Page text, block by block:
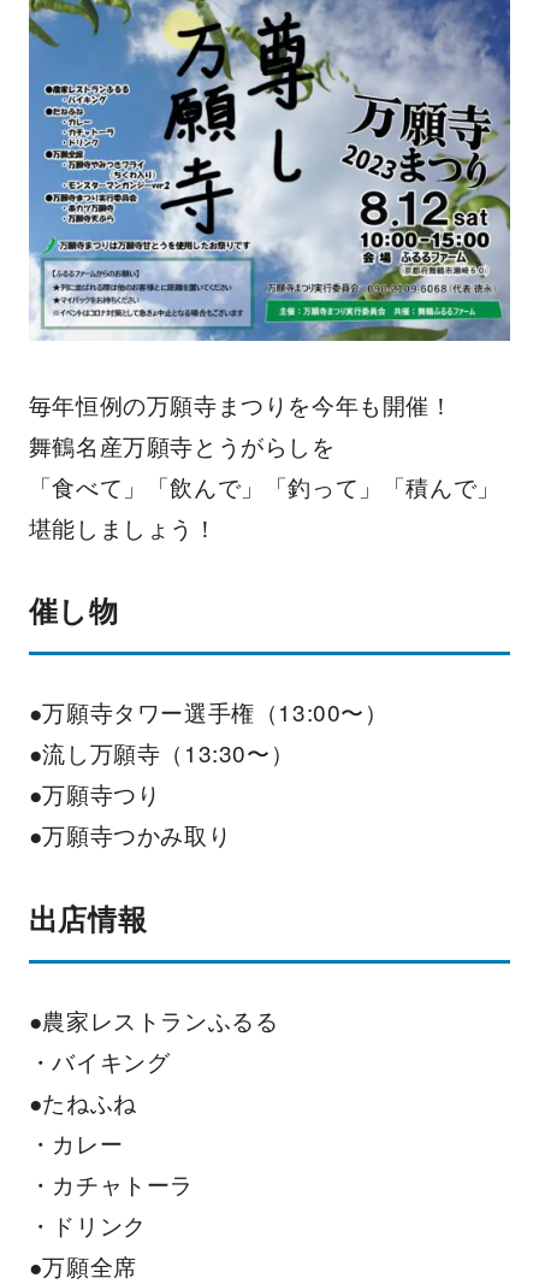
毎年恒例の万願寺まつりを今年も開催！
​舞鶴名産万願寺とうがらしを
「食べて」「飲んで」「釣って」「積んで」
堪能しましょう！
催し物
●万願寺タワー選手権（13:00〜）
●流し万願寺（13:30〜）
●万願寺つり
●万願寺つかみ取り
出店情報
●農家レストランふるる
・バイキング
●たねふね
・カレー
・カチャトーラ
・ドリンク
●万願全席